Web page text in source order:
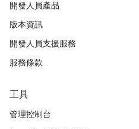
開發人員產品
版本資訊
開發人員支援服務
服務條款
工具
管理控制台